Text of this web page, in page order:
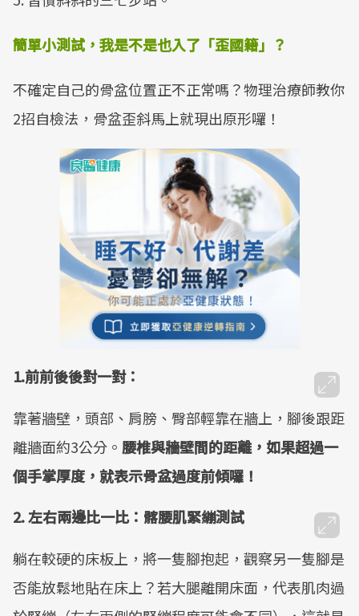
簡單小測試，我是不是也入了「歪國籍」？
不確定自己的骨盆位置正不正常嗎？物理治療師教你
2招自檢法，骨盆歪斜馬上就現出原形囉​！​
1.前前後後對一對：
靠著牆壁，頭部、肩膀、臀部輕靠在牆上，腳後跟距
離牆面約3公分。 腰椎與牆壁間的距離，如果超過一
個手掌厚度，就表示骨盆過度前傾囉！
2. 左右兩邊比一比：髂腰肌緊繃測試
躺在較硬的床板上，將一隻腳抱起，觀察另一隻腳是
否能放鬆地貼在床上？若大腿離開床面，​代表​肌肉過